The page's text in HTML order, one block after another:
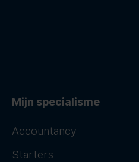
Mijn specialisme
Accountancy
Starters